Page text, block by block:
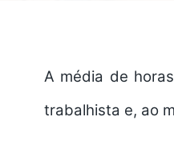
A média de
trabalhista e, ao